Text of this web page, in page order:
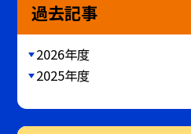
過去記事
2026年度
2025年度